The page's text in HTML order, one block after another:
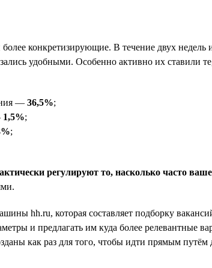
конкретизирующие. В течение двух недель
удобными. Особенно активно их ставили
— 36,5%;
1,5%;
;
регулируют то, насколько часто
hh.ru, которая составляет подборку
и предлагать им куда более
как раз для того, чтобы идти прямым путём